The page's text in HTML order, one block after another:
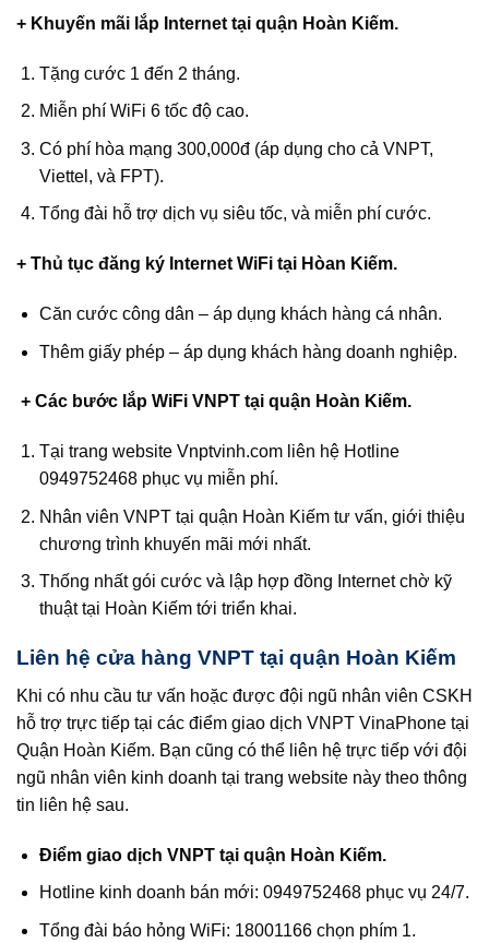
+ Khuyến mãi lắp Internet tại quận Hoàn Kiếm.
Tặng cước 1 đến 2 tháng.
Miễn phí WiFi 6 tốc độ cao.
Có phí hòa mạng 300,000đ (áp dụng cho cả VNPT,
Viettel, và FPT).
Tổng đài hỗ trợ dịch vụ siêu tốc, và miễn phí cước.
+ Thủ tục đăng ký Internet WiFi tại Hòan Kiếm.
Căn cước công dân – áp dụng khách hàng cá nhân.
Thêm giấy phép – áp dụng khách hàng doanh nghiệp.
+ Các bước lắp WiFi VNPT tại quận Hoàn Kiếm.
Tại trang website Vnptvinh.com liên hệ Hotline
0949752468 phục vụ miễn phí.
Nhân viên VNPT tại quận Hoàn Kiếm tư vấn, giới thiệu
chương trình khuyến mãi mới nhất.
Thống nhất gói cước và lập hợp đồng Internet chờ kỹ
thuật tại Hoàn Kiếm tới triển khai.
Liên hệ cửa hàng VNPT tại quận Hoàn Kiếm
Khi có nhu cầu tư vấn hoặc được đội ngũ nhân viên CSKH
hỗ trợ trực tiếp tại các điểm giao dịch VNPT VinaPhone tại
Quận Hoàn Kiếm. Bạn cũng có thể liên hệ trực tiếp với đội
ngũ nhân viên kinh doanh tại trang website này theo thông
tin liên hệ sau.
Điểm giao dịch VNPT tại quận Hoàn Kiếm.
Hotline kinh doanh bán mới: 0949752468 phục vụ 24/7.
Tổng đài báo hỏng WiFi: 18001166 chọn phím 1.